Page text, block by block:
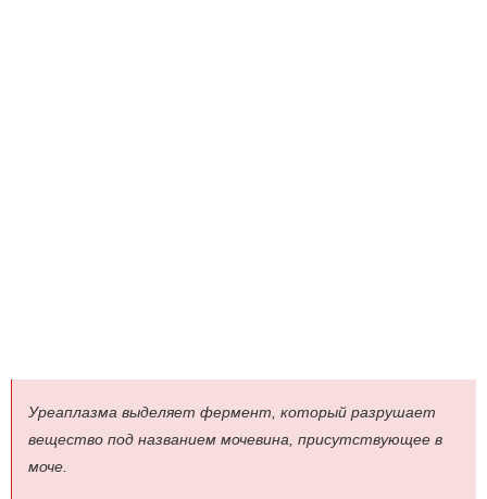
Уреаплазма выделяет фермент, который разрушает
вещество под названием мочевина, присутствующее в
моче.